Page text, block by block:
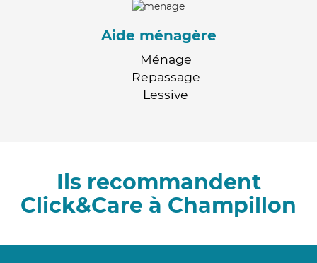
Aide ménagère
Ménage
Repassage
Lessive
Ils recommandent
Click&Care à Champillon